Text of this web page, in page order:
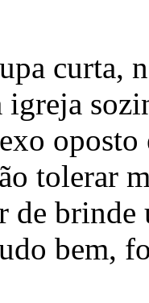
curta,
tolerar
de
bem,